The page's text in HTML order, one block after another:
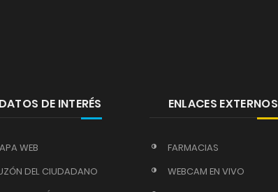
DATOS DE INTERÉS
WEB
DEL CIUDADANO
ENLACES EXTERNOS
FARMACIAS
WEBCAM EN VIVO